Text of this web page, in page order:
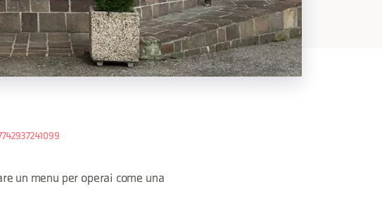
un menu per operai come una